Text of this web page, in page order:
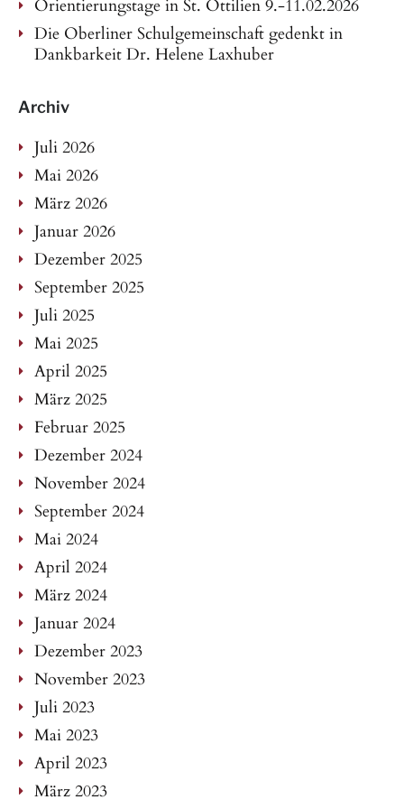
Orientierungstage in St. Ottilien 9.-11.02.2026
Die Oberliner Schulgemeinschaft gedenkt in
Dankbarkeit Dr. Helene Laxhuber
Archiv
Juli 2026
Mai 2026
März 2026
Januar 2026
Dezember 2025
September 2025
Juli 2025
Mai 2025
April 2025
März 2025
Februar 2025
Dezember 2024
November 2024
September 2024
Mai 2024
April 2024
März 2024
Januar 2024
Dezember 2023
November 2023
Juli 2023
Mai 2023
April 2023
März 2023